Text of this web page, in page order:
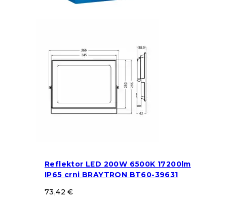
Reflektor LED 200W 6500K 17200lm
IP65 crni BRAYTRON BT60-39631
73,42€